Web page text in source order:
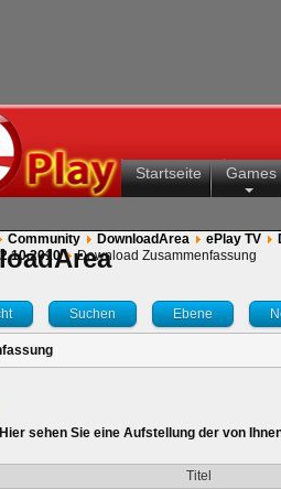
Startseite Games
Community DownloadArea ePlay TV
Download Zusammenfassung
Suchen Ebene
Hier sehen Sie eine Aufstellung der von
Titel